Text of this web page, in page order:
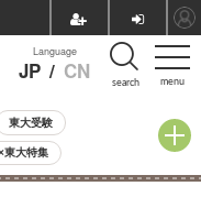
menu
Language
JP / CN search
東大受験
東大特集
小学校受験